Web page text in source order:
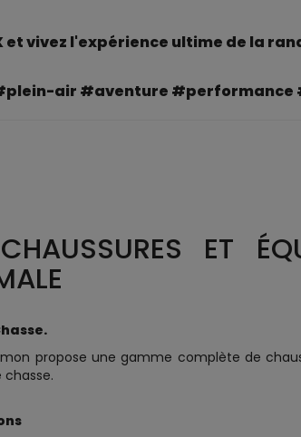
et vivez l'expérience ultime de la
air #aventure
ET
propose une gamme complète de